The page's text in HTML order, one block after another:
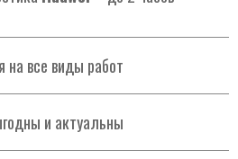
на все виды работ
и актуальны